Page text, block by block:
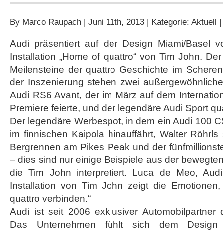
By Marco Raupach | Juni 11th, 2013 | Kategorie: Aktuell |
Audi präsentiert auf der Design Miami/Basel
Installation „Home of quattro“ von Tim John.
Meilensteine der quattro Geschichte im
der Inszenierung stehen zwei
Audi RS6 Avant, der im März auf dem
Premiere feierte, und der legendäre Audi Sport
Der legendäre Werbespot, in dem ein Audi 100
im finnischen Kaipola hinauffährt, Walter
Bergrennen am Pikes Peak und der
– dies sind nur einige Beispiele aus der
die Tim John interpretiert. Luca de Meo, Audi
Installation von Tim John zeigt die
quattro verbinden.“
Audi ist seit 2006 exklusiver Automobilpartner
Das Unternehmen fühlt sich dem